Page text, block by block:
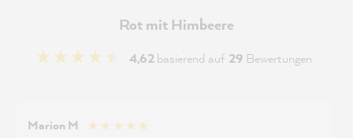
Rot mit Himbeere
4,62basierend auf 29 Bewertungen
Marion M